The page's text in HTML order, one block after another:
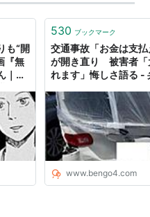
で挑もう。笑好きなよう
縄跳…
も“開
『無
｜
530 ブックマーク
交通事故「お金は支
が開き直り 被害者「
れます」悔しさ語る -
www.bengo4.com